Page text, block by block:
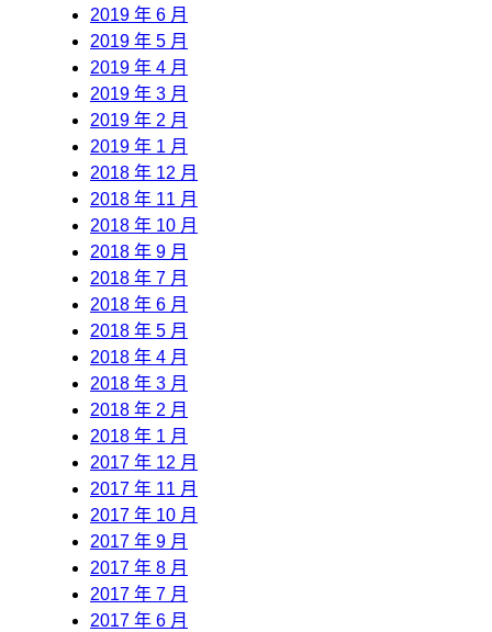
2019 年 6 月
2019 年 5 月
2019 年 4 月
2019 年 3 月
2019 年 2 月
2019 年 1 月
2018 年 12 月
2018 年 11 月
2018 年 10 月
2018 年 9 月
2018 年 7 月
2018 年 6 月
2018 年 5 月
2018 年 4 月
2018 年 3 月
2018 年 2 月
2018 年 1 月
2017 年 12 月
2017 年 11 月
2017 年 10 月
2017 年 9 月
2017 年 8 月
2017 年 7 月
2017 年 6 月